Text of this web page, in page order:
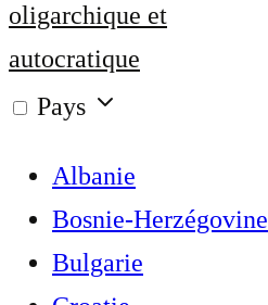
oligarchique et
autocratique
Pays
Albanie
Bosnie-Herzégovine
Bulgarie